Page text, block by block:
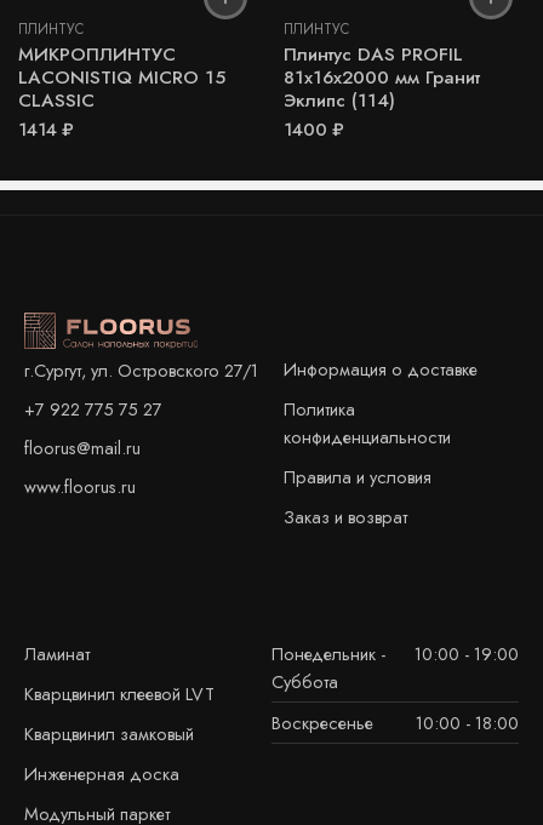
ПЛИНТУС
МИКРОПЛИНТУС
LACONISTIQ MICRO 15
CLASSIC
1414₽
ПЛИНТУС
Плинтус DAS PROFIL
81х16х2000 мм Гранит
Эклипс (114)
1400 ₽
г.Сургут, ул. Островского 27/1
+7 922 775 75 27
floorus@mail.ru
www.floorus.ru
Информация о доставке
Политика
конфиденциальности
Правила и условия
Заказ и возврат
Ламинат
Кварцвинил клеевой LVT
Кварцвинил замковый
Инженерная доска
Модульный паркет
Понедельник -
Суббота
10:00 - 19:00
Воскресенье 10:00 - 18:00